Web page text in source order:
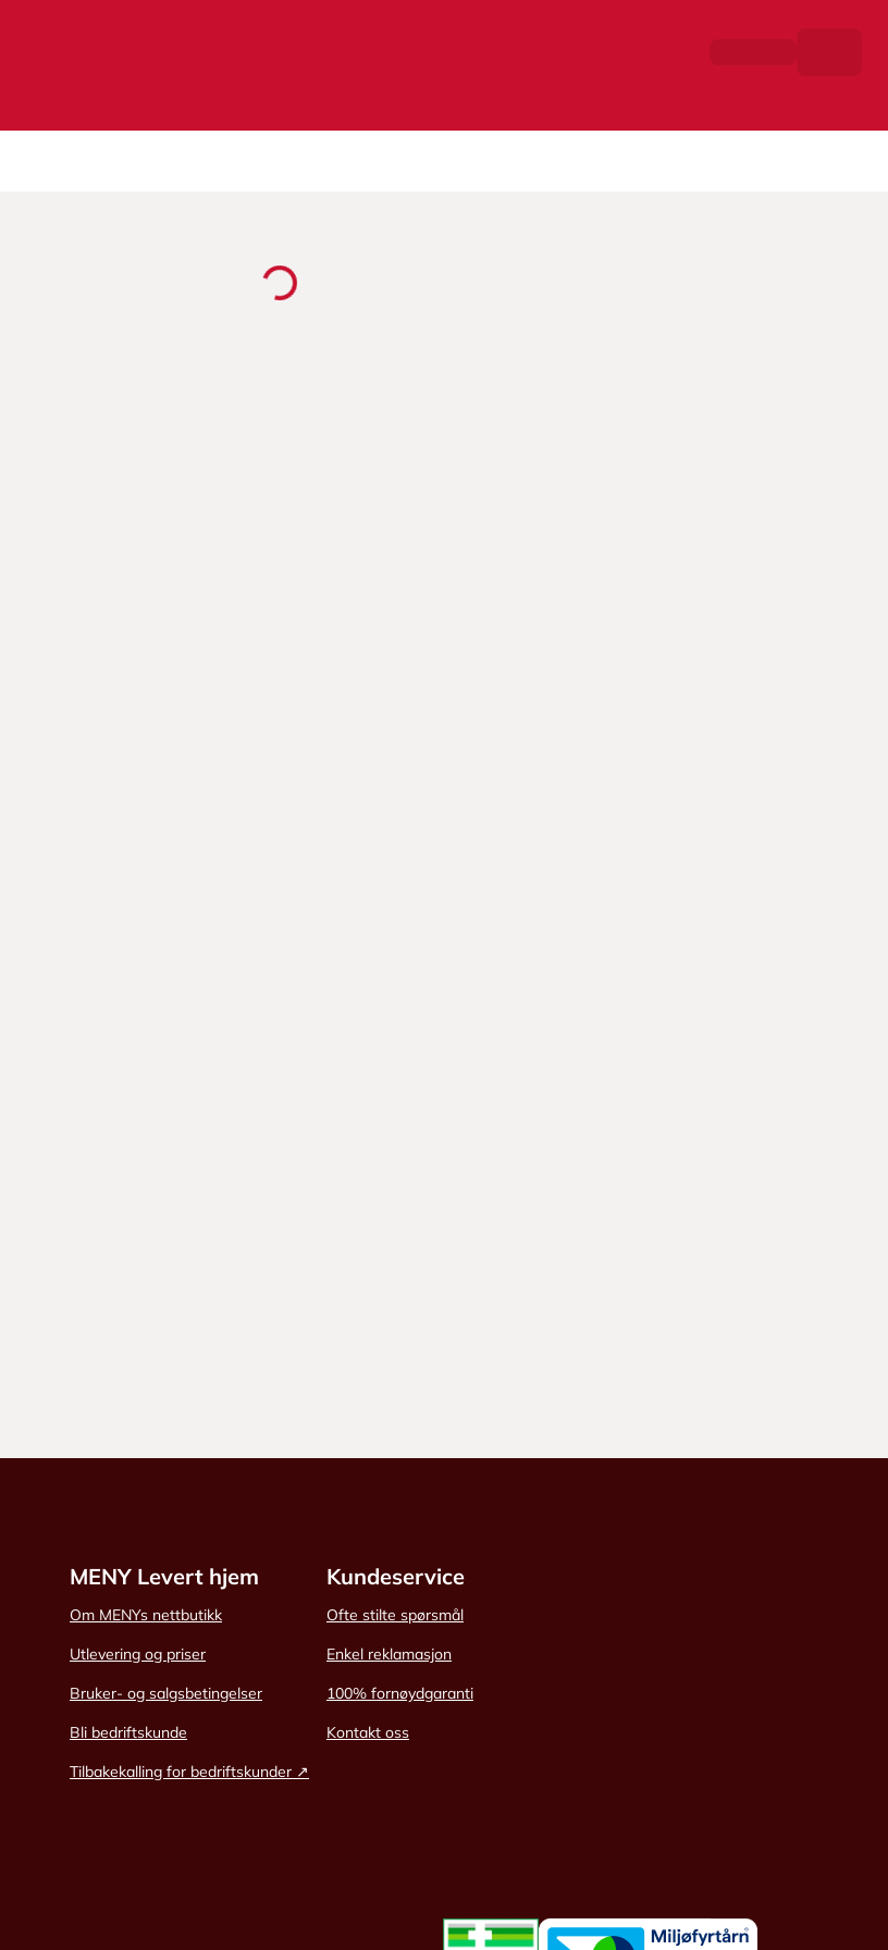
MENY Levert hjem
Om MENYs nettbutikk
Utlevering og priser
Bruker- og salgsbetingelser
Bli bedriftskunde
Tilbakekalling for bedriftskunder ↗
Kundeservice
Ofte stilte spørsmål
Enkel reklamasjon
100% fornøydgaranti
Kontakt oss